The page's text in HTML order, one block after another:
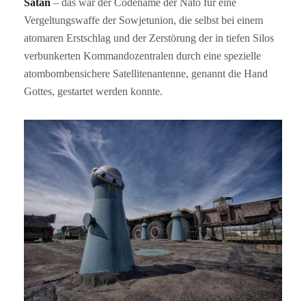
Satan – das war der Codename der Nato für eine
Vergeltungswaffe der Sowjetunion, die selbst bei einem
atomaren Erstschlag und der Zerstörung der in tiefen Silos
verbunkerten Kommandozentralen durch eine spezielle
atombombensichere Satellitenantenne, genannt die Hand
Gottes, gestartet werden konnte.